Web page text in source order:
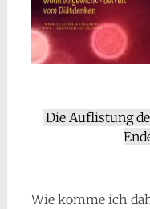
Die Auflistung
Wie komme ich